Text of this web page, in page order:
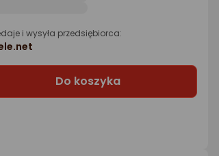
i wysyła przedsiębiorca:
Do koszyka